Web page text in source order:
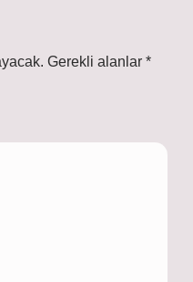
Gerekli alanlar *